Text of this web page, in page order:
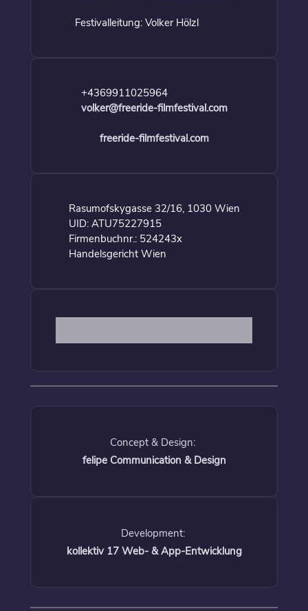
Festivalleitung: Volker Hölzl
+4369911025964
volker@freeride-filmfestival.com
freeride-filmfestival.com
Rasumofskygasse 32/16, 1030 Wien
UID: ATU75227915
Firmenbuchnr.: 524243x
Handelsgericht Wien
Concept & Design:
felipe Communication & Design
Development:
kollektiv 17 Web- & App-Entwicklung